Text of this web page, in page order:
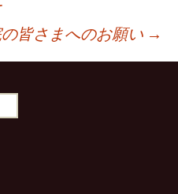
ーション
皆さまへのお願い →